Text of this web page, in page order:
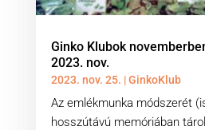
Ginko Klubok
2023. nov.
2023. nov. 25. |GinkoKlub
Az emlékmunka módszerét
hosszútávú memóriában